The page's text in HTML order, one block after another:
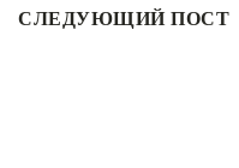
СЛЕДУЮЩИЙ ПОСТ